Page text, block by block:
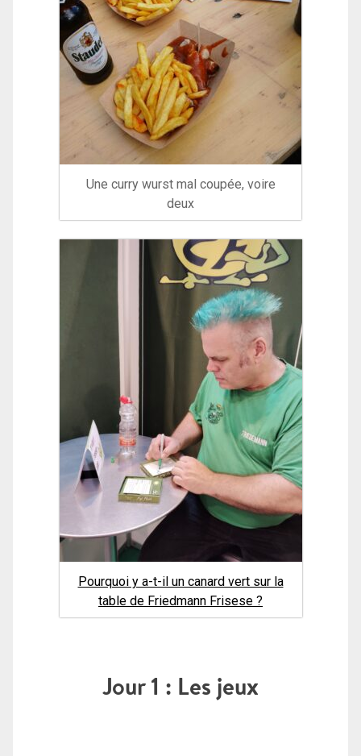
Une curry wurst mal coupée, voire
deux
Pourquoi y a-t-il un canard vert sur la
table de Friedmann Frisese ?
Jour 1 : Les jeux